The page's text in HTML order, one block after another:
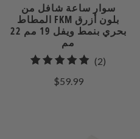
سوار ساعة شافل من
المطاط FKM بلون أزرق
بحري بنمط ويفل 19 مم 22
مم
(2)
$59.99